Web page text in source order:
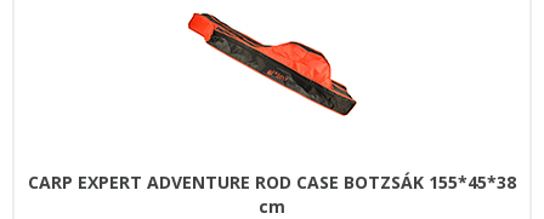
CARP EXPERT ADVENTURE ROD CASE BOTZSÁK 155*45*38
cm